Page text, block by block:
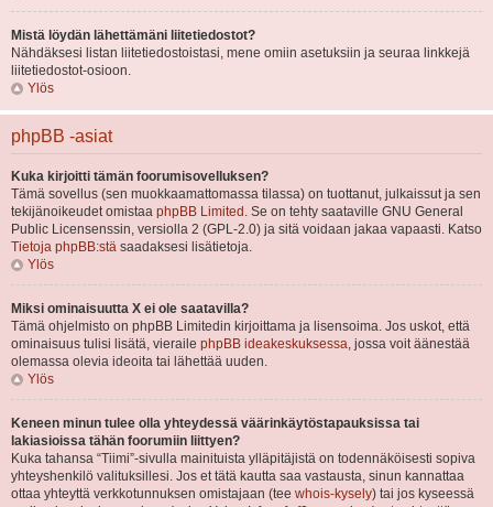
Mistä löydän lähettämäni liitetiedostot?
Nähdäksesi listan liitetiedostoistasi, mene omiin asetuksiin ja seuraa linkkejä
liitetiedostot-osioon.
Ylös
phpBB -asiat
Kuka kirjoitti tämän foorumisovelluksen?
Tämä sovellus (sen muokkaamattomassa tilassa) on tuottanut, julkaissut ja sen
tekijänoikeudet omistaa phpBB Limited . Se on tehty saataville GNU General
Public Licensenssin, versiolla 2 (GPL-2.0) ja sitä voidaan jakaa vapaasti. Katso
Tietoja phpBB:stä saadaksesi lisätietoja.
Ylös
Miksi ominaisuutta X ei ole saatavilla?
Tämä ohjelmisto on phpBB Limitedin kirjoittama ja lisensoima. Jos uskot, että
ominaisuus tulisi lisätä, vieraile phpBB ideakeskuksessa, jossa voit äänestää
olemassa olevia ideoita tai lähettää uuden.
Ylös
Keneen minun tulee olla yhteydessä väärinkäytöstapauksissa tai
lakiasioissa tähän foorumiin liittyen?
Kuka tahansa “Tiimi”-sivulla mainituista ylläpitäjistä on todennäköisesti sopiva
yhteyshenkilö valituksillesi. Jos et tätä kautta saa vastausta, sinun kannattaa
ottaa yhteyttä verkkotunnuksen omistajaan (tee whois-kysely) tai jos kyseessä